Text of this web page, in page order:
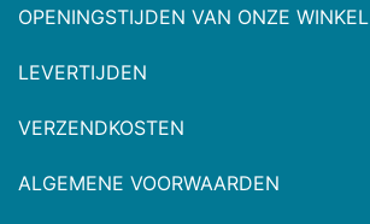
OPENINGSTIJDEN VAN ONZE WINKEL
LEVERTIJDEN
VERZENDKOSTEN
ALGEMENE VOORWAARDEN